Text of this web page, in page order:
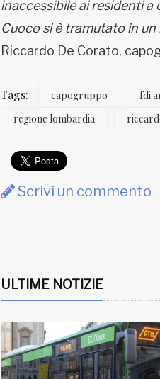
inaccessibile ai residenti
Cuoco si è tramutato in un
Riccardo De Corato,
Tags: capogruppo fdi
regione lombardia
Scrivi un commento
ULTIME NOTIZIE